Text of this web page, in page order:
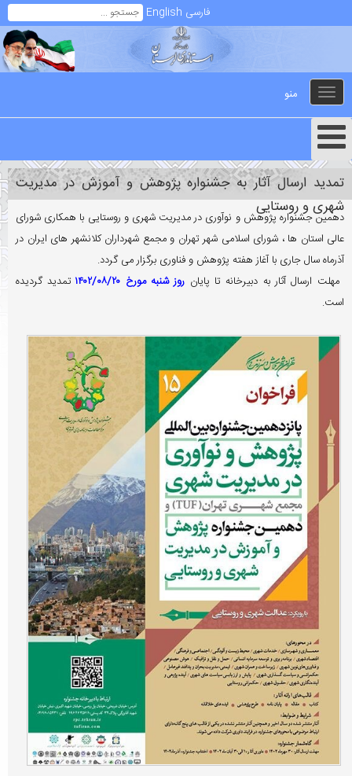
فارسی English
Toggle
navigation
منو
تمدید ارسال آثار به جشنواره پژوهش و آموزش در مدیریت
شهری و روستایی
دهمین جشنواره پژوهش و نوآوری در مدیریت شهری و روستایی با همکاری شورای
عالی استان ها ، شورای اسلامی شهر تهران و مجمع شهرداران کلانشهر های ایران در
آذرماه سال جاری با آغاز هفته پژوهش و فناوری برگزار می گردد.
مهلت ارسال آثار به دبیرخانه تا پایان روز شنبه مورخ ۱۴۰۲/۰۸/۲۰
تمدید گردیده
است.